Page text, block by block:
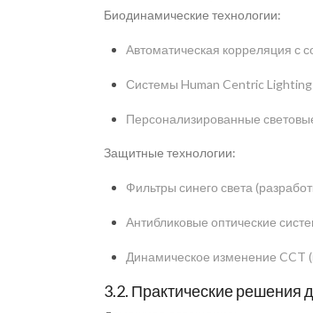
Биодинамические технологии:
Автоматическая корреляция с
Системы Human Centric Lighting
Персонализированные
Защитные технологии:
Фильтры синего света
Антибликовые оптические
Динамическое изменение CCT
3.2. Практические решения